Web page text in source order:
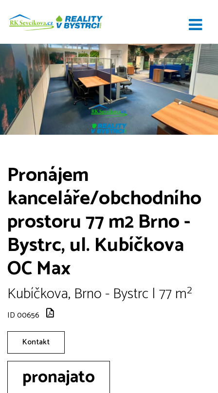
Pronájem
kanceláře/obchodního
prostoru 77 m2 Brno -
Bystrc, ul. Kubíčkova
OC Max
Kubíčkova, Brno - Bystrc | 77 m²
ID 00656
Kontakt
pronajato